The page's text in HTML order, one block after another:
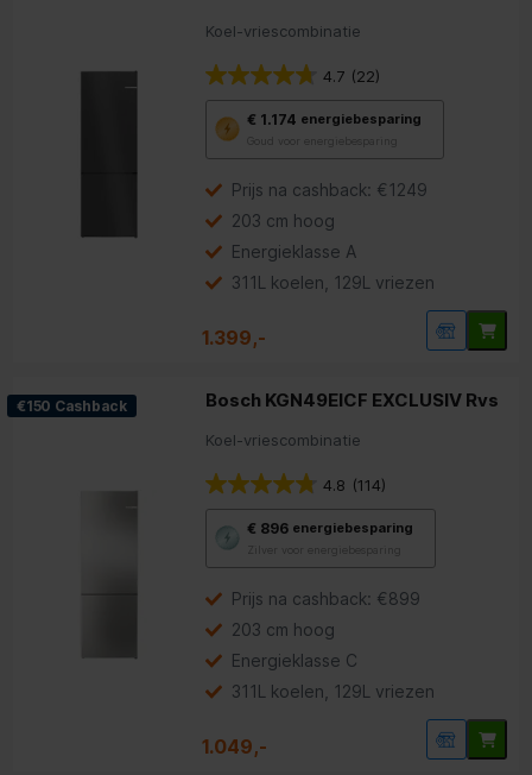
Koel-vriescombinatie
4.7 (22)
€ 1.174 energiebesparing
Goud voor energiebesparing
deze
Youreko’s
voor
energiebesparing.
Prijs na cashback: €1249
203 cm hoog
Energieklasse A
311L koelen, 129L vriezen
1.399,-
€150 Cashback Bosch KGN49EICF EXCLUSIV Rvs
Koel-vriescombinatie
4.8 (114)
€ 896 energiebesparing
Zilver voor energiebesparing
Youreko’s
voor
energiebesparing.
Prijs na cashback: €899
203 cm hoog
Energieklasse C
311L koelen, 129L vriezen
1.049,-